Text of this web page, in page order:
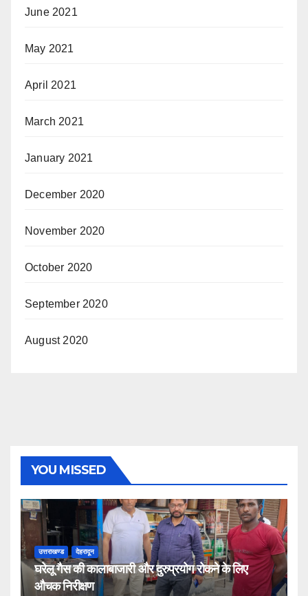
June 2021
May 2021
April 2021
March 2021
January 2021
December 2020
November 2020
October 2020
September 2020
August 2020
YOU MISSED
उत्तराखण्ड देहरादून
घरेलू गैस की कालाबाजारी और दुरुप्रयोग रोकने के लिए
औचक निरीक्षण